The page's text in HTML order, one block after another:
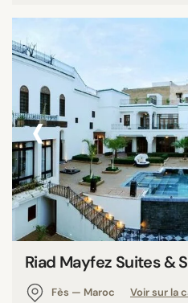
‹
Riad Mayfez Suites &
Fès — Maroc
Voir sur la